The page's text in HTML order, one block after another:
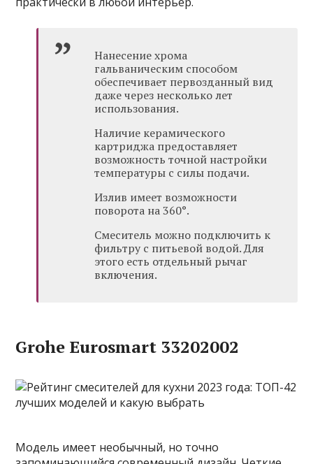
Нанесение хрома
гальваническим способом
обеспечивает первозданный вид
даже через несколько лет
использования.
Наличие керамического
картриджа предоставляет
возможность точной настройки
температуры с силы подачи.
Излив имеет возможности
поворота на 360°.
Смеситель можно подключить к
фильтру с питьевой водой. Для
этого есть отдельный рычаг
включения.
Grohe Eurosmart 33202002
Модель имеет необычный, но точно